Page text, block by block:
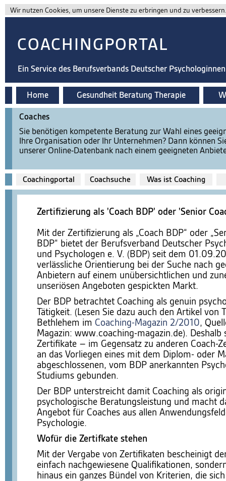
Wir nutzen Cookies, um unsere Dienste zu erbringen und zu
COACHINGPORTAL
Ein Service des Berufsverbands Deutscher
Home Gesundheit Beratung Therapie
Coaches
Sie benötigen kompetente Beratung zur Wahl eines
Ihre Organisation oder Ihr Unternehmen? Dann können
unserer Online-Datenbank nach einem geeigneten
Coachingportal Coachsuche Was ist Coaching
Zertifizierung als 'Coach BDP' oder 'Senior
Mit der Zertifizierung als „Coach BDP“ oder
BDP“ bietet der Berufsverband Deutscher
und Psychologen e. V. (BDP) seit dem
verlässliche Orientierung bei der Suche nach
Anbietern auf einem unübersichtlichen und
unseriösen Angeboten gespickten Markt.
Der BDP betrachtet Coaching als genuin
Tätigkeit. (Lesen Sie dazu auch den Artikel von
Bethlehem im Coaching-Magazin 2/2010,
Magazin: www.coaching-magazin.de). Deshalb
Zertifikate – im Gegensatz zu anderen Coach-
an das Vorliegen eines mit dem Diplom- oder
abgeschlossenen, vom BDP anerkannten
Studiums gebunden.
Der BDP unterstreicht damit Coaching als
psychologische Beratungsleistung und macht
Angebot für Coaches aus allen
Psychologie.
Wofür die Zertifkate stehen
Mit der Vergabe von Zertifikaten bescheinigt
einfach nachgewiesene Qualifikationen,
hinaus ein ganzes Bündel von Kriterien, die